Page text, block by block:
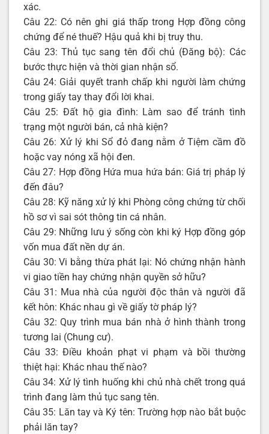
xác.
Câu 22: Có nên ghi giá thấp trong Hợp đồng công
chứng để né thuế? Hậu quả khi bị truy thu.
Câu 23: Thủ tục sang tên đổi chủ (Đăng bộ): Các
bước thực hiện và thời gian nhận sổ.
Câu 24: Giải quyết tranh chấp khi người làm chứng
trong giấy tay thay đổi lời khai.
Câu 25: Đất hộ gia đình: Làm sao để tránh tình
trạng một người bán, cả nhà kiện?
Câu 26: Xử lý khi Sổ đỏ đang nằm ở Tiệm cầm đồ
hoặc vay nóng xã hội đen.
Câu 27: Hợp đồng Hứa mua hứa bán: Giá trị pháp lý
đến đâu?
Câu 28: Kỹ năng xử lý khi Phòng công chứng từ chối
hồ sơ vì sai sót thông tin cá nhân.
Câu 29: Những lưu ý sống còn khi ký Hợp đồng góp
vốn mua đất nền dự án.
Câu 30: Vi bằng thừa phát lại: Nó chứng nhận hành
vi giao tiền hay chứng nhận quyền sở hữu?
Câu 31: Mua nhà của người độc thân và người đã
kết hôn: Khác nhau gì về giấy tờ pháp lý?
Câu 32: Quy trình mua bán nhà ở hình thành trong
tương lai (Chung cư).
Câu 33: Điều khoản phạt vi phạm và bồi thường
thiệt hại: Khác nhau thế nào?
Câu 34: Xử lý tình huống khi chủ nhà chết trong quá
trình đang làm thủ tục sang tên.
Câu 35: Lăn tay và Ký tên: Trường hợp nào bắt buộc
phải lăn tay?